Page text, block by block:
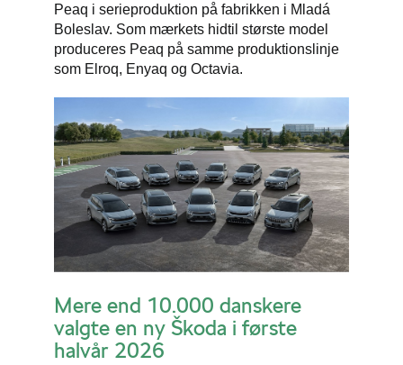
Peaq i serieproduktion på fabrikken i Mladá
Boleslav. Som mærkets hidtil største model
produceres Peaq på samme produktionslinje
som Elroq, Enyaq og Octavia.
Mere end 10.000 danskere
valgte en ny Škoda i første
halvår 2026